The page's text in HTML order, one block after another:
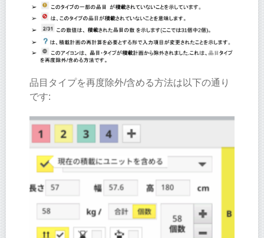
品目タイプを再度除外/含める方法は以下の通り
です: